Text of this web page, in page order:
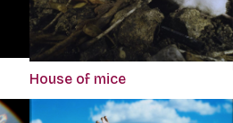
House of mice